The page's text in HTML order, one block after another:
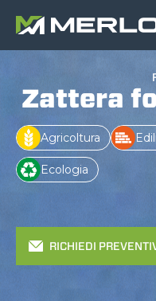
Zattera
Agricoltura
Ecologia
RICHIEDI